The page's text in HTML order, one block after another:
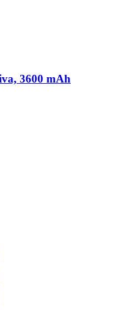
3600 mAh